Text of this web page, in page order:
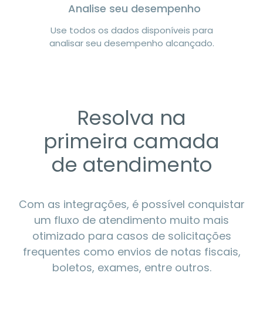
Analise seu desempenho
Use todos os dados disponíveis para
analisar seu desempenho alcançado.
Resolva na
primeira camada
de atendimento
Com as integrações, é possível conquistar
um fluxo de atendimento muito mais
otimizado para casos de solicitações
frequentes como envios de notas fiscais,
boletos, exames, entre outros.